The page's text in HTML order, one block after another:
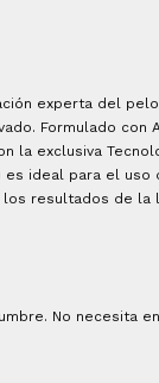
experta del pelo
Formulado con
la exclusiva
es ideal para el uso
resultados de la
No necesita